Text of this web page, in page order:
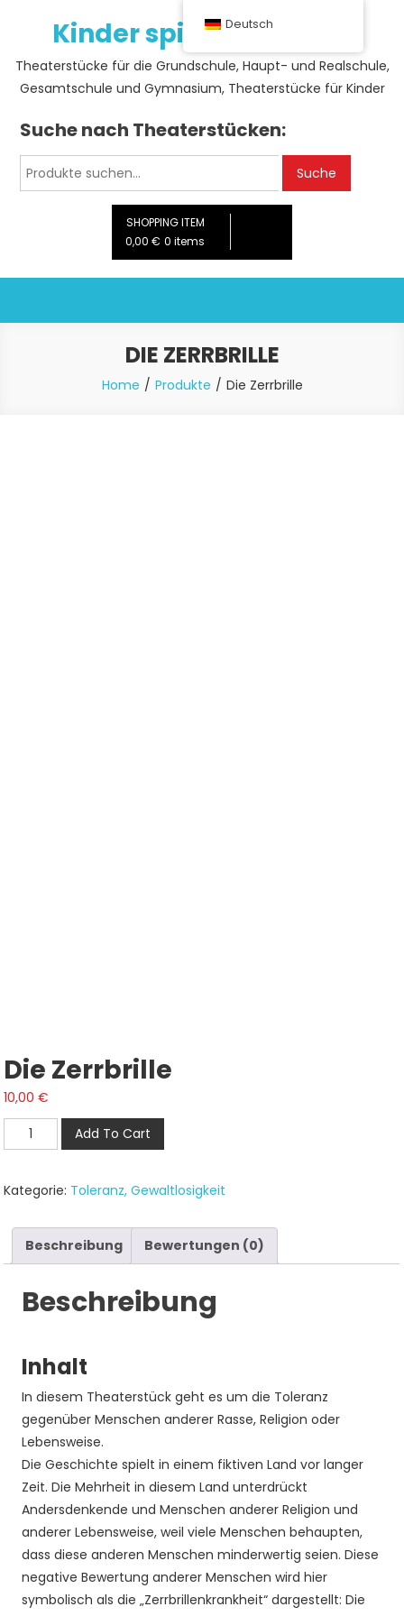
Kinder spielen Theater
Theaterstücke für die Grundschule, Haupt- und Realschule,
Gesamtschule und Gymnasium, Theaterstücke für Kinder
Suche nach Theaterstücken:
Suche
nach:
Suche
SHOPPING ITEM
0,00 € 0 items
DIE ZERRBRILLE
Home Produkte Die Zerrbrille
Die Zerrbrille
10,00€
Zerrbrille
Add To Cart
Kategorie: Toleranz, Gewaltlosigkeit
Beschreibung Bewertungen (0)
Beschreibung
Inhalt
In diesem Theaterstück geht es um die Toleranz
gegenüber Menschen anderer Rasse, Religion oder
Lebensweise.
Die Geschichte spielt in einem fiktiven Land vor langer
Zeit. Die Mehrheit in diesem Land unterdrückt
Andersdenkende und Menschen anderer Religion und
anderer Lebensweise, weil viele Menschen behaupten,
dass diese anderen Menschen minderwertig seien. Diese
negative Bewertung anderer Menschen wird hier
symbolisch als die „Zerrbrillenkrankheit“ dargestellt: Die
Deutsch